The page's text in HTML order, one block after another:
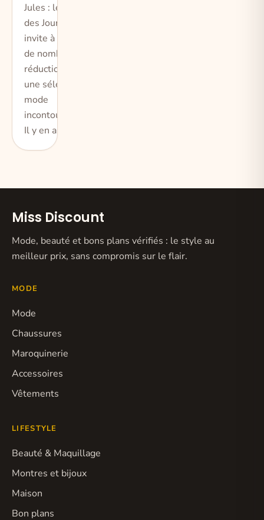
Jules : le retour
des Jours J vous
invite à profiter
de nombreuses
réductions sur
une sélection
mode
incontournable !
Il y en a pou
Miss Discount
Mode, beauté et bons plans vérifiés : le style au
meilleur prix, sans compromis sur le flair.
MODE
Mode
Chaussures
Maroquinerie
Accessoires
Vêtements
LIFESTYLE
Beauté & Maquillage
Montres et bijoux
Maison
Bon plans